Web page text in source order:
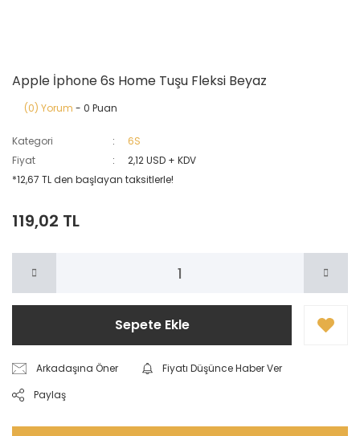
Apple İphone 6s Home Tuşu Fleksi Beyaz
(0) Yorum - 0 Puan
Kategori
6S
Fiyat
2,12 USD + KDV
*12,67 TL den başlayan taksitlerle!
119,02 TL
Sepete Ekle
Arkadaşına Öner
Fiyatı Düşünce Haber Ver
Paylaş